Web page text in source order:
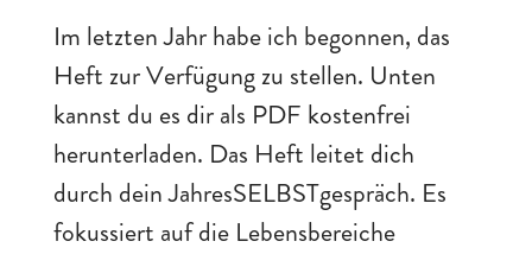
Im letzten Jahr habe ich begonnen, das
Heft zur Verfügung zu stellen. Unten
kannst du es dir als PDF kostenfrei
herunterladen. Das Heft leitet dich
durch dein JahresSELBSTgespräch. Es
fokussiert auf die Lebensbereiche